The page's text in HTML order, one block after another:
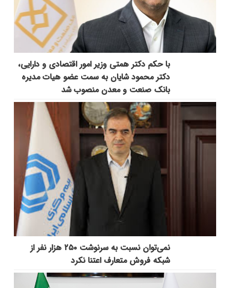
با حکم دکتر همتی وزیر امور اقتصادی و دارایی،
دکتر محمود شایان به سمت عضو هیات مدیره
بانک صنعت و معدن منصوب شد
نمی‌توان نسبت به سرنوشت ۲۵۰ هزار نفر از
شبکه فروش متعارف اعتنا نکرد